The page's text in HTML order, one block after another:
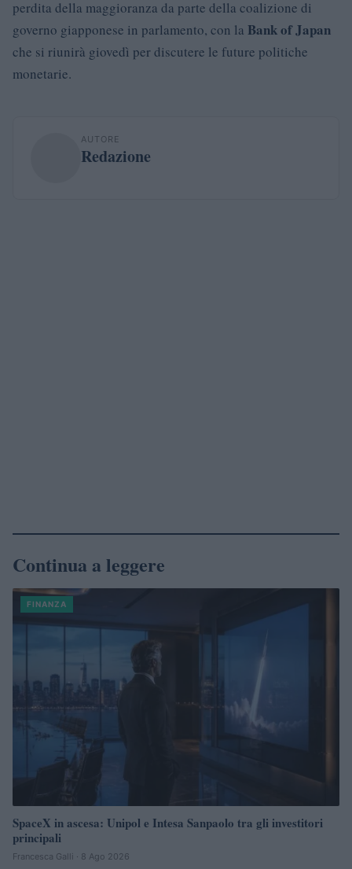
perdita della maggioranza da parte della coalizione di
governo giapponese in parlamento, con la Bank of Japan
che si riunirà giovedì per discutere le future politiche
monetarie.
AUTORE
Redazione
Continua a leggere
FINANZA
SpaceX in ascesa: Unipol e Intesa Sanpaolo tra gli investitori
principali
Francesca Galli · 8 Ago 2026